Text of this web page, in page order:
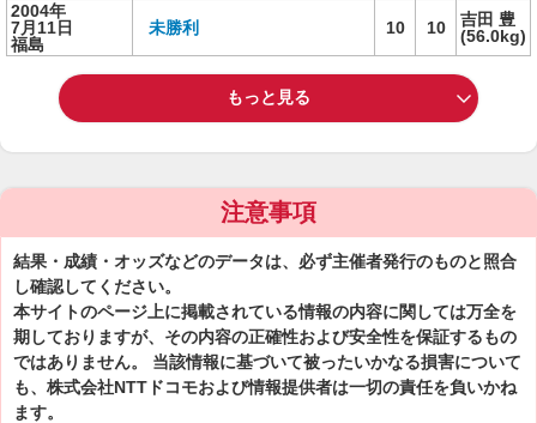
2004年
7月11日
福島
未勝利 10 10
吉田 豊
(56.0kg)
もっと見る
注意事項
結果・成績・オッズなどのデータは、必ず主催者発行のものと照合
し確認してください。
本サイトのページ上に掲載されている情報の内容に関しては万全を
期しておりますが、その内容の正確性および安全性を保証するもの
ではありません。 当該情報に基づいて被ったいかなる損害について
も、株式会社NTTドコモおよび情報提供者は一切の責任を負いかね
ます。